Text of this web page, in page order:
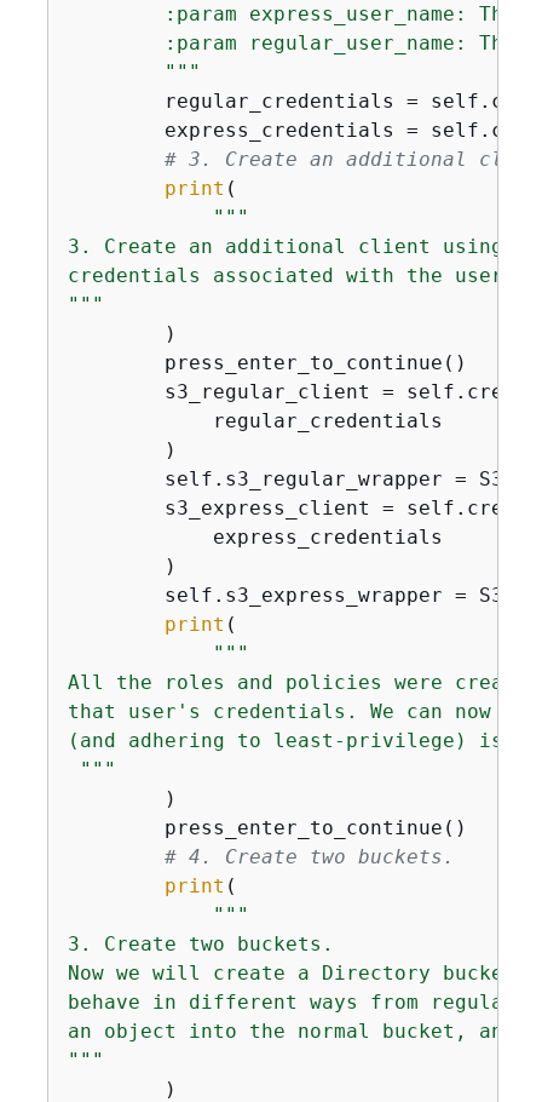
:param express_user_name: The
:param regular_user_name: The
        """
regular_credentials =
express_credentials =
# 3. Create an additional
print (
"""
3. Create an additional client using
credentials associated with the user
"""
        )
        press_enter_to_continue()
s3_regular_client =
            regular_credentials
        )
self.s3_regular_wrapper =
s3_express_client =
            express_credentials
        )
self.s3_express_wrapper =
print (
"""
All the roles and policies were
that user's credentials. We can now
(and adhering to least-privilege) is
"""
        )
        press_enter_to_continue()
# 4. Create two buckets.
print (
"""
3. Create two buckets.
Now we will create a Directory bucket
behave in different ways from regular
an object into the normal bucket,
"""
        )